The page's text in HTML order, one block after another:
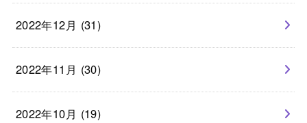
2022年12月 (31)
2022年11月 (30)
2022年10月 (19)